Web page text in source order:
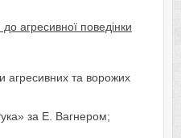
агресивної поведінки
агресивних та ворожих
за Е. Вагнером;